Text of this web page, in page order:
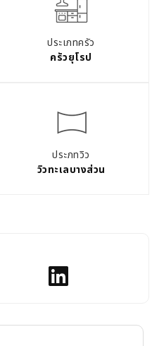
ประเภทครัว
ครัวยุโรป
ประภทวิว
วิวทะเลบางส่วน